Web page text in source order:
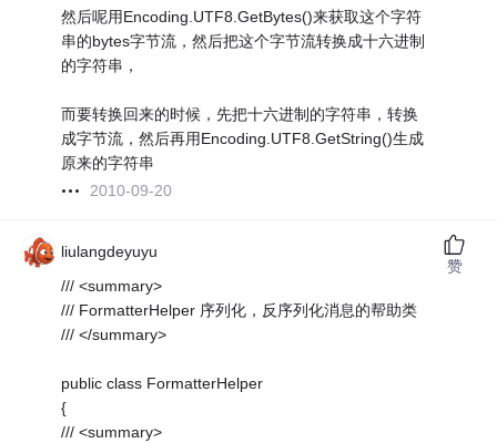
然后呢用Encoding.UTF8.GetBytes()来获取这个字符
串的bytes字节流，然后把这个字节流转换成十六进制
的字符串，
而要转换回来的时候，先把十六进制的字符串，转换
成字节流，然后再用Encoding.UTF8.GetString()生成
原来的字符串
2010-09-20
liulangdeyuyu
/// <summary>
/// FormatterHelper 序列化，反序列化消息的帮助类
/// </summary>
public class FormatterHelper
{
/// <summary>
赞